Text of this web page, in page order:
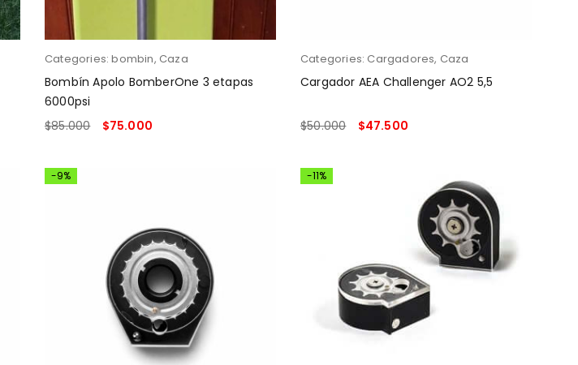
Categories:bombin, Caza
Bombín Apolo BomberOne 3 etapas
6000psi
$85.000 $75.000
Categories: Cargadores, Caza
Cargador AEA Challenger AO2 5,5
$50.000 $47.500
-9% -11%